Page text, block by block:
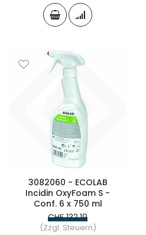
3082060 - ECOLAB
Incidin OxyFoam S -
Conf. 6 x 750 ml
CHF 132.19
(Zzgl. Steuern)